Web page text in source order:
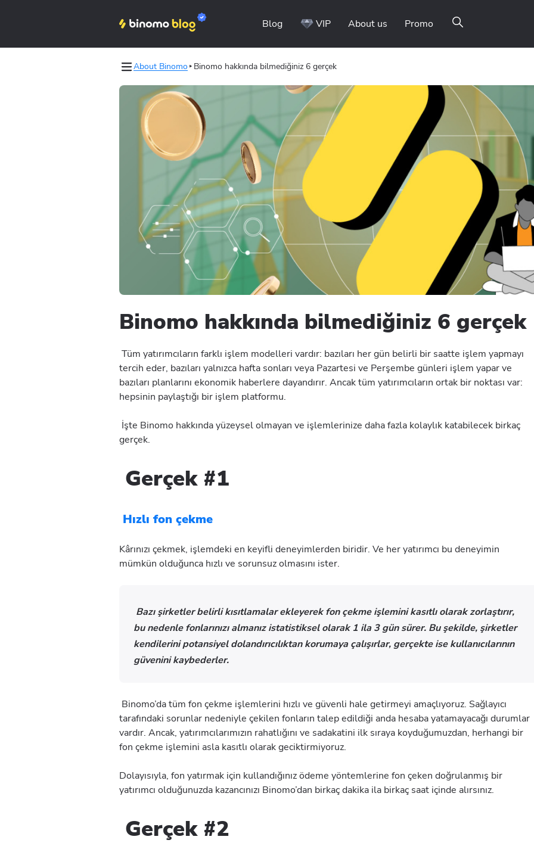
Blog VIP About us Promo
About Binomo Binomo hakkında bilmediğiniz 6 gerçek
Binomo hakkında bilmediğiniz 6 gerçek
Tüm yatırımcıların farklı işlem modelleri vardır: bazıları her gün belirli bir saatte işlem yapmayı
tercih eder, bazıları yalnızca hafta sonları veya Pazartesi ve Perşembe günleri işlem yapar ve
bazıları planlarını ekonomik haberlere dayandırır. Ancak tüm yatırımcıların ortak bir noktası var:
hepsinin paylaştığı bir işlem platformu.
İşte Binomo hakkında yüzeysel olmayan ve işlemlerinize daha fazla kolaylık katabilecek birkaç
gerçek.
Gerçek #1
Hızlı fon çekme
Kârınızı çekmek, işlemdeki en keyifli deneyimlerden biridir. Ve her yatırımcı bu deneyimin
mümkün olduğunca hızlı ve sorunsuz olmasını ister.
Bazı şirketler belirli kısıtlamalar ekleyerek fon çekme işlemini kasıtlı olarak zorlaştırır,
bu nedenle fonlarınızı almanız istatistiksel olarak 1 ila 3 gün sürer. Bu şekilde, şirketler
kendilerini potansiyel dolandırıcılıktan korumaya çalışırlar, gerçekte ise kullanıcılarının
güvenini kaybederler.
Binomo’da tüm fon çekme işlemlerini hızlı ve güvenli hale getirmeyi amaçlıyoruz. Sağlayıcı
tarafındaki sorunlar nedeniyle çekilen fonların talep edildiği anda hesaba yatamayacağı durumlar
vardır. Ancak, yatırımcılarımızın rahatlığını ve sadakatini ilk sıraya koyduğumuzdan, herhangi bir
fon çekme işlemini asla kasıtlı olarak geciktirmiyoruz.
Dolayısıyla, fon yatırmak için kullandığınız ödeme yöntemlerine fon çeken doğrulanmış bir
yatırımcı olduğunuzda kazancınızı Binomo’dan birkaç dakika ila birkaç saat içinde alırsınız.
Gerçek #2